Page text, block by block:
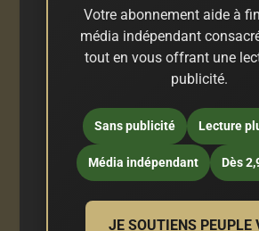
Votre abonnement aide à
média indépendant
tout en vous offrant une
publicité.
Sans publicité Lecture
Média indépendant Dès
JE SOUTIENS PEUPLE